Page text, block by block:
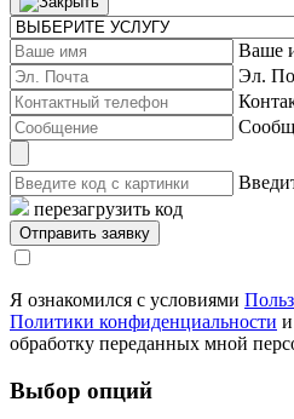
Ваше
Эл.
перезагрузить код
Я ознакомился с условиями
Политики конфиденциальности
обработку переданных мной
Выбор опций